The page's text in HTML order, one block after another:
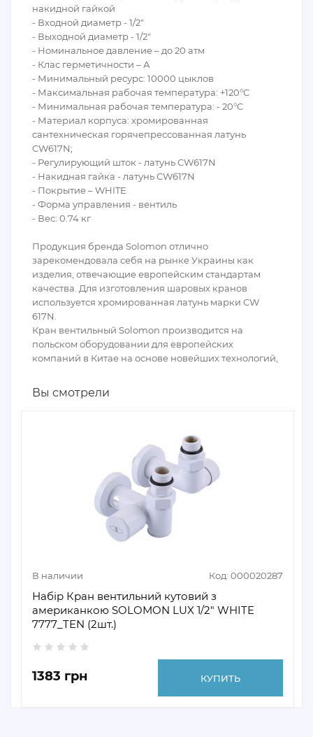
накидной гайкой
- Входной диаметр - 1/2"
- Выходной диаметр - 1/2"
- Номинальное давление – до 20 атм
- Клас герметичности – А
- Минимальный ресурс: 10000 цыклов
- Максимальная рабочая температура: +120°C
- Минимальная рабочая температура: - 20°C
- Материал корпуса: хромированная
сантехническая горячепрессованная латунь
CW617N;
- Регулирующий шток - латунь CW617N
- Накидная гайка - латунь CW617N
- Покрытие – WHITE
- Форма управления - вентиль
- Вес: 0.74 кг
Продукция бренда Solomon отлично
зарекомендовала себя на рынке Украины как
изделия, отвечающие европейским стандартам
качества. Для изготовления шаровых кранов
используется хромированная латунь марки CW
617N.
Кран вентильный Solomon производится на
польском оборудовании для европейских
компаний в Китае на основе новейших технологий,
Вы смотрели
В наличии Код: 000020287
Набір Кран вентильний кутовий з
американкою SOLOMON LUX 1/2" WHITE
7777_TEN (2шт.)
1383 грн КУПИТЬ